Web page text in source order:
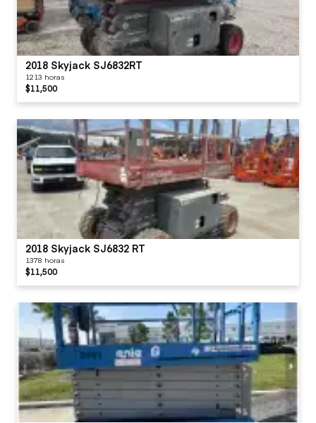
2018 Skyjack SJ6832RT
1213 horas
$11,500
2018 Skyjack SJ6832 RT
1378 horas
$11,500